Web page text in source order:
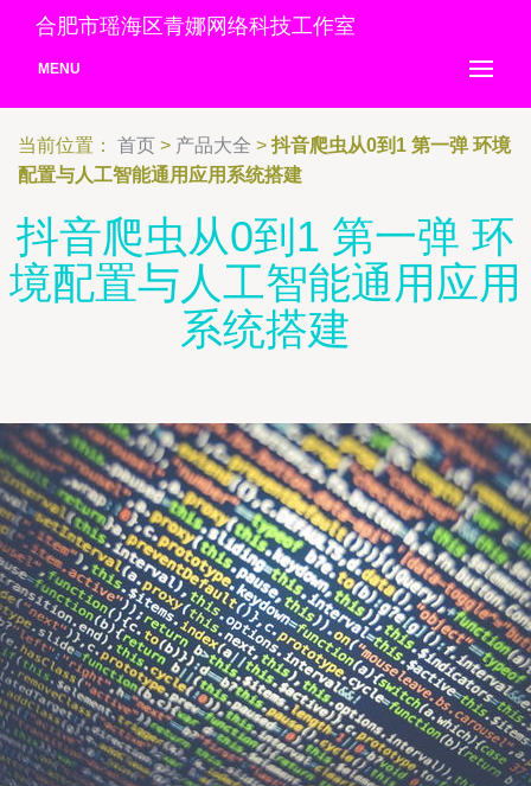
合肥市瑶海区青娜网络科技工作室
MENU
当前位置： 首页 > 产品大全 > 抖音爬虫从0到1 第一弹 环境
配置与人工智能通用应用系统搭建
抖音爬虫从0到1 第一弹 环
境配置与人工智能通用应用
系统搭建